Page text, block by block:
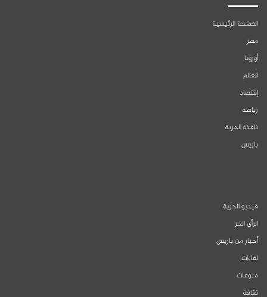
الصفحة الرئيسية
مصر
أوروبا
العالم
إقتصاد
رياضة
نافذة الحرية
باريس
فيديو الحرية
الرأي الحر
أخبار من باريس
لقاءات
منوعات
ثقافة